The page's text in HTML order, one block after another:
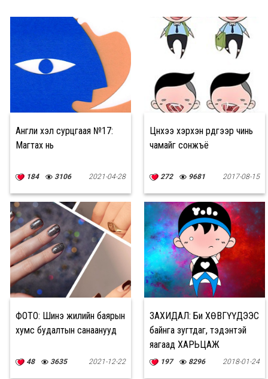
Англи хэл сурцгаая №17:
Магтах нь
184 3106 2021-04-28
Цүнхээ хэрхэн үүрдгээр чинь
чамайг сонжъё
272 9681 2017-08-15
ФОТО: Шинэ жилийн баярын
хумс будалтын санаанууд
48 3635 2021-12-22
ЗАХИДАЛ: Би ХӨВГҮҮДЭЭС
байнга зугтдаг, тэдэнтэй
яагаад ХАРЬЦАЖ
ЧАДДАГГҮЙ юм бол оо?
197 8296 2018-01-24